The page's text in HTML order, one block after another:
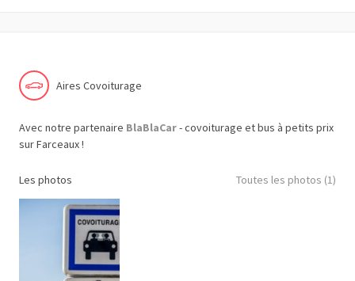
Aires Covoiturage
Avec notre partenaire BlaBlaCar- covoiturage et bus à petits prix
sur Farceaux !
Les photos Toutes les photos (1)